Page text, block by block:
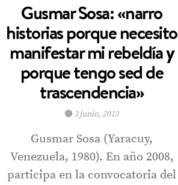
Gusmar Sosa: «narro
historias porque necesito
manifestar mi rebeldía y
porque tengo sed de
trascendencia»
3 junio, 2013
Gusmar Sosa (Yaracuy,
Venezuela, 1980). En año 2008,
participa en la convocatoria del